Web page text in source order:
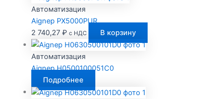
Автоматизация
Aignep PX5000PUR
2 740,27 ₽ с НДС В корзину
Автоматизация
Aignep H0500100051C0
Подробнее